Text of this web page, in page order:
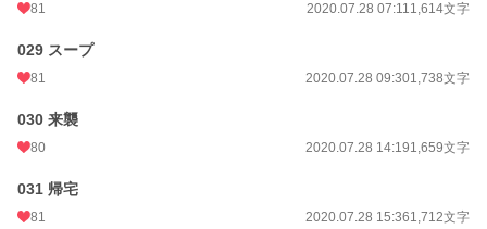
81 2020.07.28 07:111,614文字
029 スープ
81 2020.07.28 09:301,738文字
030 来襲
80 2020.07.28 14:191,659文字
031 帰宅
81 2020.07.28 15:361,712文字